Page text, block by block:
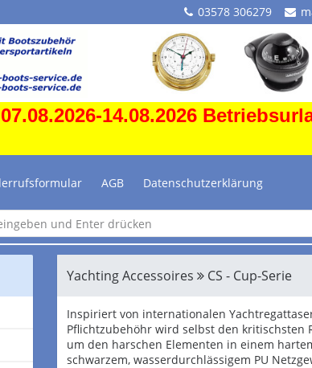
03578 306279
14.08.2026
AGB Datenschutzerklärung
Yachting Accessoires CS - Cup-Serie
Inspiriert von internationalen
Pflichtzubehöhr wird selbst den kritischsten
um den harschen Elementen in einem
schwarzem, wasserdurchlässigem PU